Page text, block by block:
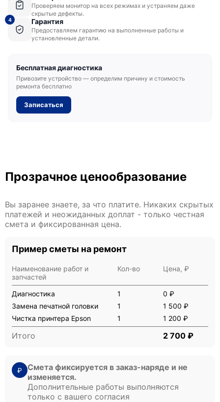
Проверяем монитор на всех режимах и устраняем даже
скрытые дефекты.
4 Гарантия
Предоставляем гарантию на выполненные работы и
установленные детали.
Бесплатная диагностика
Привозите устройство — определим причину и стоимость
ремонта бесплатно
Записаться
Прозрачное ценообразование
Вы заранее знаете, за что платите. Никаких скрытых
платежей и неожиданных доплат - только честная
смета и фиксированная цена.
Пример сметы на ремонт
Наименование работ и
запчастей
Кол-во Цена, ₽
Диагностика 1
0 ₽
Замена печатной головки
1
1 500 ₽
Чистка принтера Epson
1 1 200 ₽
Итого 2 700 ₽
₽
Смета фиксируется в заказ-наряде и не
изменяется.
Дополнительные работы выполняются
только с вашего согласия